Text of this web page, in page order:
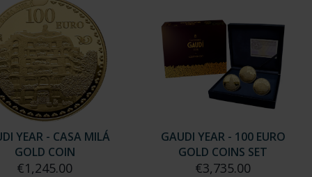
YEAR - CASA MILÁ
GOLD COIN
€1,245.00
GAUDI YEAR - 100 EURO
GOLD COINS SET
€3,735.00